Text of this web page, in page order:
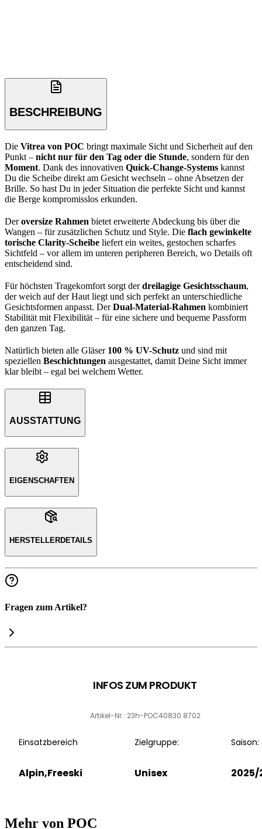
BESCHREIBUNG
Die Vitrea von POC bringt maximale Sicht und Sicherheit auf den
Punkt – nicht nur für den Tag oder die Stunde, sondern für den
Moment. Dank des innovativen Quick-Change-Systems kannst
Du die Scheibe direkt am Gesicht wechseln – ohne Absetzen der
Brille. So hast Du in jeder Situation die perfekte Sicht und kannst
die Berge kompromisslos erkunden.
Deroversize Rahmen bietet erweiterte Abdeckung bis über die
Wangen – für zusätzlichen Schutz und Style. Die flach gewinkelte
torische Clarity-Scheibe liefert ein weites, gestochen scharfes
Sichtfeld – vor allem im unteren peripheren Bereich, wo Details oft
entscheidend sind.
Für höchsten Tragekomfort sorgt derdreilagige Gesichtsschaum,
der weich auf der Haut liegt und sich perfekt an unterschiedliche
Gesichtsformen anpasst. DerDual-Material-Rahmen kombiniert
Stabilität mit Flexibilität – für eine sichere und bequeme Passform
den ganzen Tag.
Natürlich bieten alle Gläser 100 % UV-Schutz und sind mit
speziellen Beschichtungen ausgestattet, damit Deine Sicht immer
klar bleibt – egal bei welchem Wetter.
AUSSTATTUNG
EIGENSCHAFTEN
HERSTELLERDETAILS
Fragen zum Artikel?
INFOS ZUM PRODUKT
Artikel-Nr.: 23h-POC40830.8702
Einsatzbereich
Alpin,Freeski
Zielgruppe:
Unisex
Saison:
2025/
Mehr von POC